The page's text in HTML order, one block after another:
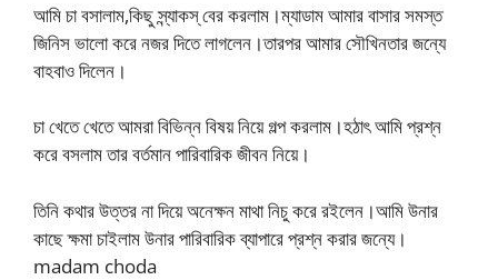
আমি চা বসালাম,কিছু স্ন্যাকস্ বের করলাম।ম্যাডাম আমার বাসার সমস্ত
জিনিস ভালো করে নজর দিতে লাগলেন।তারপর আমার সৌখিনতার জন্যে
বাহবাও দিলেন।
চা খেতে খেতে আমরা বিভিন্ন বিষয় নিয়ে গল্প করলাম।হঠাৎ আমি প্রশ্ন
করে বসলাম তার বর্তমান পারিবারিক জীবন নিয়ে।
তিনি কথার উত্তর না দিয়ে অনেক্ষন মাথা নিচু করে রইলেন।আমি উনার
কাছে ক্ষমা চাইলাম উনার পারিবারিক ব্যাপারে প্রশ্ন করার জন্যে।
madam choda